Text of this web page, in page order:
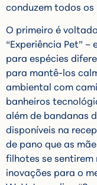
conduzem todos os
O primeiro é
“Experiência Pet”
para espécies
para mantê-los
ambiental com
banheiros
além de bandanas
disponíveis na
de pano que as
filhotes se
inovações para o